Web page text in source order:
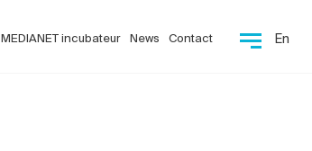
MEDIANET incubateur News Contact En